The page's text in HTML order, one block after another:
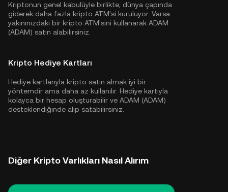
Kriptonun genel kabulüyle birlikte, dünya çapında
giderek daha fazla kripto ATM'si kuruluyor. Varsa
yakınınızdaki bir kripto ATM'sini kullanarak ADAM
(ADAM) satın alabilirsiniz.
Kripto Hediye Kartları
Hediye kartlarıyla kripto satın almak iyi bir
yöntemdir ama daha az kullanılır. Hediye kartıyla
kolayca bir hesap oluşturabilir ve ADAM (ADAM)
desteklendiğinde alıp satabilirsiniz.
Diğer Kripto Varlıkları Nasıl Alırım